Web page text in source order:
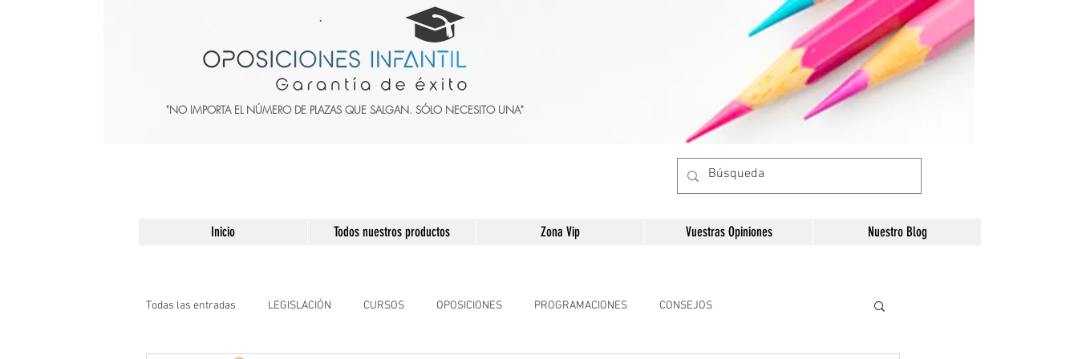
"NO IMPORTA EL NÚMERO DE PLAZAS QUE SALGAN. SÓLO NECESITO UNA"
Inicio Todos nuestros productos Zona Vip Vuestras Opiniones Nuestro Blog
Todas las entradas LEGISLACIÓN CURSOS OPOSICIONES PROGRAMACIONES CONSEJOS